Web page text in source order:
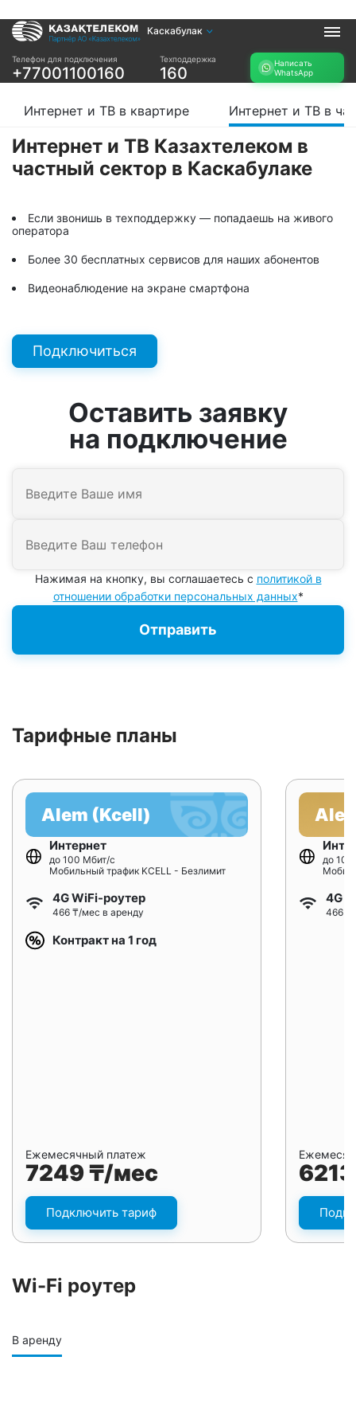
Каскабулак
Телефон для подключения
+77001100160
Техподдержка
160
Написать
WhatsApp
Услуги
Интернет и ТВ в
Интернет и ТВ в
Интернет в офис
Прочее
возможность
подключения
возможность
названию ЖК
Заявка на
Подключиться к
Интернет и ТВ в квартире Интернет и ТВ в
Интернет и ТВ Казахтелеком в
частный сектор в Каскабулаке
Если звонишь в техподдержку — попадаешь на живого
оператора
Более 30 бесплатных сервисов для наших абонентов
Видеонаблюдение на экране смартфона
Подключиться
Оставить заявку
на подключение
Нажимая на кнопку, вы соглашаетесь с политикой в
отношении обработки персональных данных*
Тарифные планы
Alem (Kcell)
Интернет
до 100 Мбит/с
Мобильный трафик KCELL - Безлимит
4G WiFi-роутер
466 ₸/мес в аренду
Контракт на 1 год
Ежемесячный платеж
7249 ₸/мес
Подключить тариф
до
4G
466
Wi-Fi роутер
В аренду